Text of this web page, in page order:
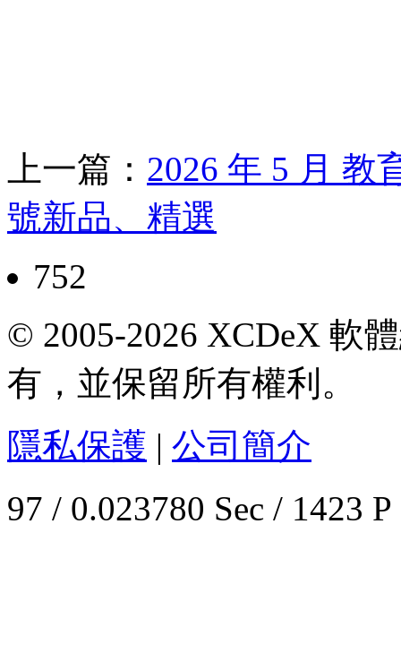
上一篇： 2026 年 5 月 教
號新品、精選
752
© 2005-2026 XCDeX 軟
有，並保留所有權利。
隱私保護 | 公司簡介
97 / 0.023780 Sec / 1423